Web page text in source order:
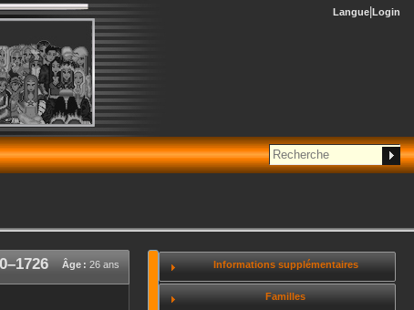
Langue Login
Âge : 26 ans
–1726 Informations supplémentaires
Familles